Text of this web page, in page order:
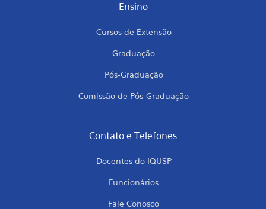
Ensino
Cursos de Extensão
Graduação
Pós-Graduação
Comissão de Pós-Graduação
Contato e Telefones
Docentes do IQUSP
Funcionários
Fale Conosco